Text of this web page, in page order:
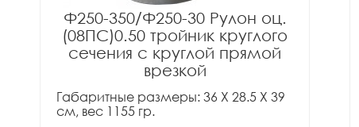
Ф250-350/Ф250-30 Рулон оц.
(08ПС)0.50 тройник круглого
сечения с круглой прямой
врезкой
Габаритные размеры: 36 X 28.5 X 39
см, вес 1155 гр.